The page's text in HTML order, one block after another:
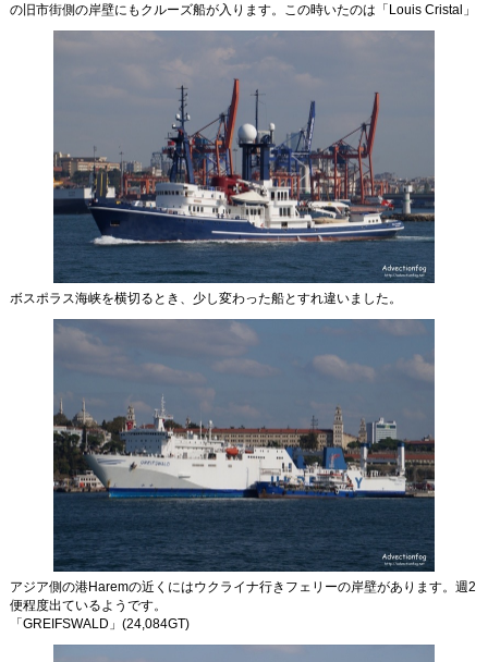
の旧市街側の岸壁にもクルーズ船が入ります。この時いたのは「Louis Cristal」
ボスポラス海峡を横切るとき、少し変わった船とすれ違いました。
アジア側の港Haremの近くにはウクライナ行きフェリーの岸壁があります。週2
便程度出ているようです。
「GREIFSWALD」(24,084GT)